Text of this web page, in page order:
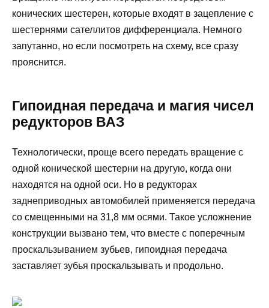
конических шестерен, которые входят в зацепление с
шестернями сателлитов дифференциала. Немного
запутанно, но если посмотреть на схему, все сразу
прояснится.
Гипоидная передача и магия чисел
редукторов ВАЗ
Технологически, проще всего передать вращение с
одной конической шестерни на другую, когда они
находятся на одной оси. Но в редукторах
заднеприводных автомобилей применяется передача
со смещенными на 31,8 мм осями. Такое усложнение
конструкции вызвано тем, что вместе с поперечным
проскальзыванием зубьев, гипоидная передача
заставляет зубья проскальзывать и продольно.